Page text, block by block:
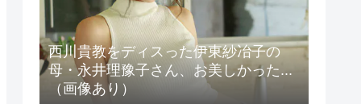
西川貴教をディスった伊東紗冶子の
母・永井理豫子さん、お美しかった...
（画像あり）